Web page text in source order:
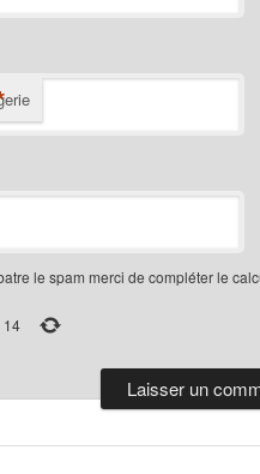
le spam merci de compléter le
14